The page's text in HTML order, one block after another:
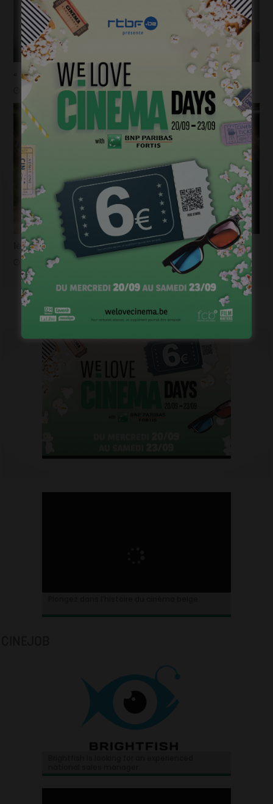
« Temps mort », permis de vivre
janvier 18, 2023
1ère image pour « Un silence » de Joachim Lafosse
janvier 12, 2023